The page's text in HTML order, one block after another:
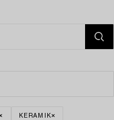
KERAMIK